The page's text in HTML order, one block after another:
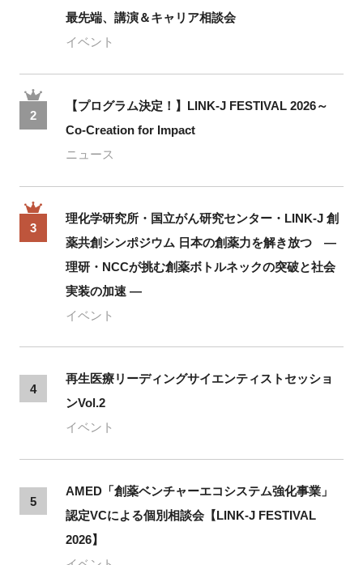
最先端、講演＆キャリア相談会
イベント
2
【プログラム決定！】LINK-J FESTIVAL 2026～
Co-Creation for Impact
ニュース
3
理化学研究所・国立がん研究センター・LINK-J 創
薬共創シンポジウム 日本の創薬力を解き放つ ―
理研・NCCが挑む創薬ボトルネックの突破と社会
実装の加速 ―
イベント
4
再生医療リーディングサイエンティストセッショ
ンVol.2
イベント
5
AMED「創薬ベンチャーエコシステム強化事業」
認定VCによる個別相談会【LINK-J FESTIVAL
2026】